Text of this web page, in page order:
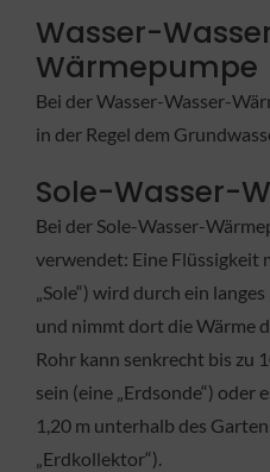
Wasser-
Wärmepumpe
Bei der Wasser-Wasser-
in der Regel dem
Sole-Wasser-
Bei der Sole-Wasser-
verwendet: Eine
„Sole“) wird durch ein
und nimmt dort die Wärme
Rohr kann senkrecht bis zu
sein (eine „Erdsonde“) oder
1,20 m unterhalb des
„Erdkollektor“).